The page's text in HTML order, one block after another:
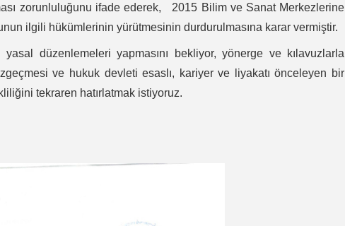
zorunluluğunu ifade ederek, 2015 Bilim ve Sanat Merkezlerine
ilgili hükümlerinin yürütmesinin durdurulmasına karar vermiştir.
düzenlemeleri yapmasını bekliyor, yönerge ve kılavuzlarla
ve hukuk devleti esaslı, kariyer ve liyakatı önceleyen bir
tekraren hatırlatmak istiyoruz.